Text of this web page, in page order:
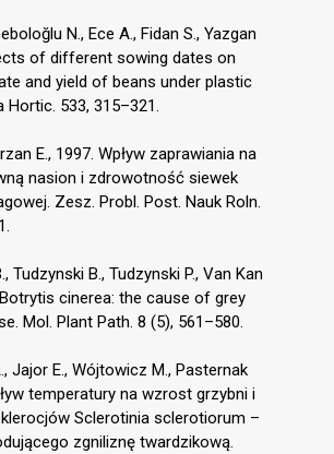
N., Ece A., Fidan S., Yazgan
of different sowing dates on
and yield of beans under plastic
Hortic. 533, 315–321.
E., 1997. Wpływ zaprawiania na
nasion i zdrowotność siewek
Zesz. Probl. Post. Nauk Roln.
Tudzynski B., Tudzynski P., Van Kan
cinerea: the cause of grey
Mol. Plant Path. 8 (5), 561–580.
Jajor E., Wójtowicz M., Pasternak
temperatury na wzrost grzybni i
Sclerotinia sclerotiorum –
zgniliznę twardzikową.